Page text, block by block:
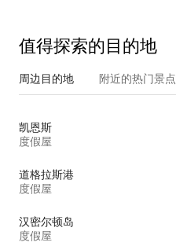
值得探索的目的地
周边目的地 附近的热门景点
凯恩斯
度假屋
道格拉斯港
度假屋
汉密尔顿岛
度假屋